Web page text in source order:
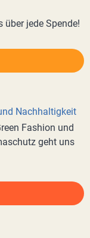
jede Spende!
Nachhaltigkeit
Fashion und
geht uns